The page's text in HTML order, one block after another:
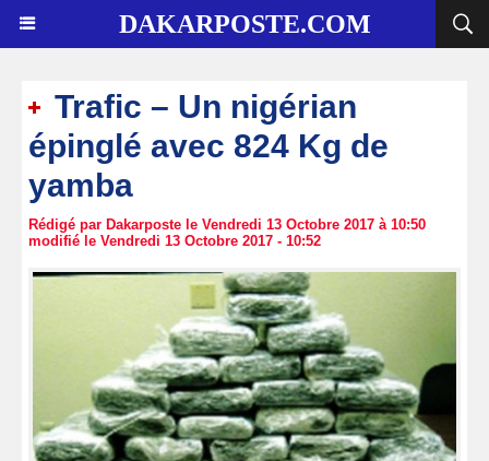
DAKARPOSTE.COM
Trafic – Un nigérian
épinglé avec 824 Kg de
yamba
Rédigé par Dakarposte le Vendredi 13 Octobre 2017 à 10:50
modifié le Vendredi 13 Octobre 2017 - 10:52